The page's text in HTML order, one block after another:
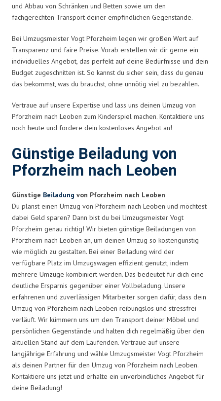
und Abbau von Schränken und Betten sowie um den
fachgerechten Transport deiner empfindlichen Gegenstände.
Bei Umzugsmeister Vogt Pforzheim legen wir großen Wert auf
Transparenz und faire Preise. Vorab erstellen wir dir gerne ein
individuelles Angebot, das perfekt auf deine Bedürfnisse und dein
Budget zugeschnitten ist. So kannst du sicher sein, dass du genau
das bekommst, was du brauchst, ohne unnötig viel zu bezahlen.
Vertraue auf unsere Expertise und lass uns deinen Umzug von
Pforzheim nach Leoben zum Kinderspiel machen. Kontaktiere uns
noch heute und fordere dein kostenloses Angebot an!
Günstige Beiladung von
Pforzheim nach Leoben
Günstige Beiladung von Pforzheim nach Leoben
Du planst einen Umzug von Pforzheim nach Leoben und möchtest
dabei Geld sparen? Dann bist du bei Umzugsmeister Vogt
Pforzheim genau richtig! Wir bieten günstige Beiladungen von
Pforzheim nach Leoben an, um deinen Umzug so kostengünstig
wie möglich zu gestalten. Bei einer Beiladung wird der
verfügbare Platz im Umzugswagen effizient genutzt, indem
mehrere Umzüge kombiniert werden. Das bedeutet für dich eine
deutliche Ersparnis gegenüber einer Vollbeladung. Unsere
erfahrenen und zuverlässigen Mitarbeiter sorgen dafür, dass dein
Umzug von Pforzheim nach Leoben reibungslos und stressfrei
verläuft. Wir kümmern uns um den Transport deiner Möbel und
persönlichen Gegenstände und halten dich regelmäßig über den
aktuellen Stand auf dem Laufenden. Vertraue auf unsere
langjährige Erfahrung und wähle Umzugsmeister Vogt Pforzheim
als deinen Partner für den Umzug von Pforzheim nach Leoben.
Kontaktiere uns jetzt und erhalte ein unverbindliches Angebot für
deine Beiladung!